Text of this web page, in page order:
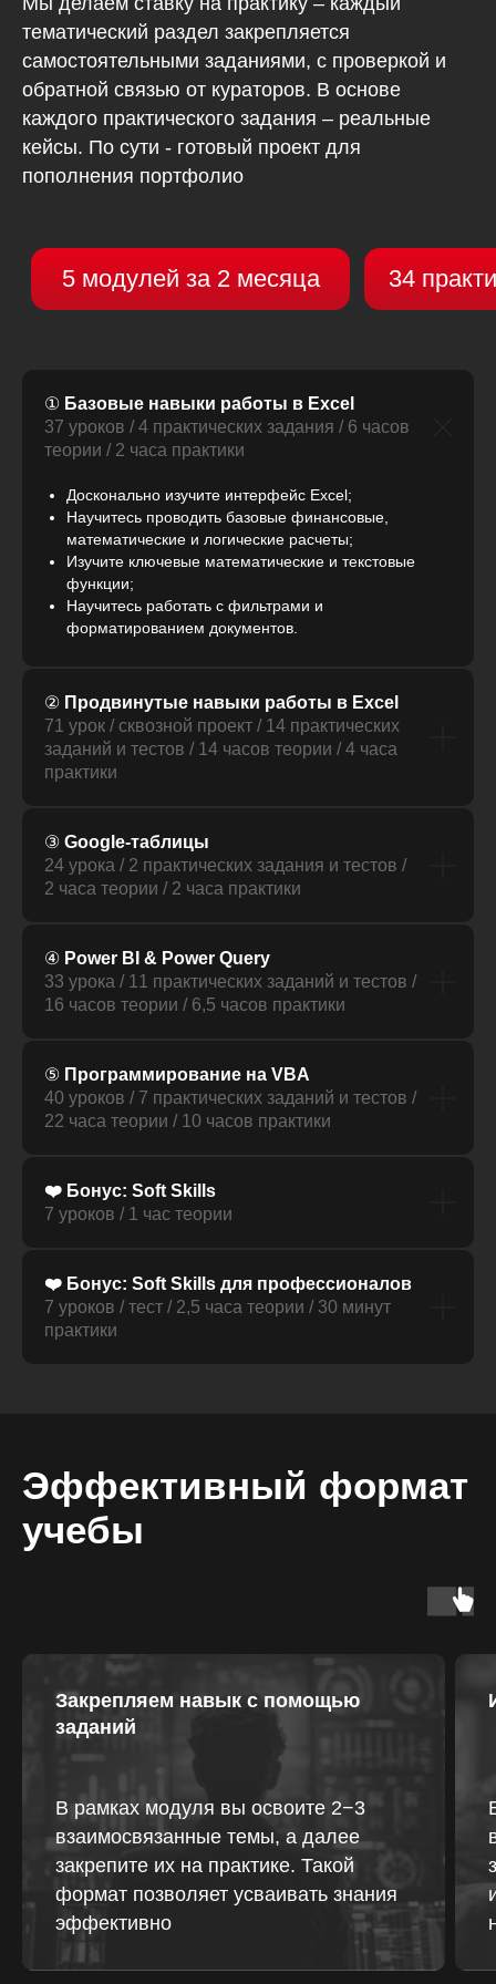
тематический раздел закрепляется
самостоятельными заданиями, с проверкой и
обратной связью от кураторов. В основе
каждого практического задания – реальные
кейсы. По сути - готовый проект для
пополнения портфолио
① Базовые навыки работы в Excel
37 уроков / 4 практических задания / 6 часов
теории / 2 часа практики
Досконально изучите интерфейс Excel;
Научитесь проводить базовые финансовые,
математические и логические расчеты;
Изучите ключевые математические и текстовые
функции;
Научитесь работать с фильтрами и
форматированием документов.
② Продвинутые навыки работы в Excel
71 урок / сквозной проект / 14 практических
заданий и тестов / 14 часов теории / 4 часа
практики
③ Google-таблицы
24 урока / 2 практических задания и тестов /
2 часа теории / 2 часа практики
④ Power BI & Power Query
33 урока / 11 практических заданий и тестов /
16 часов теории / 6,5 часов практики
⑤ Программирование на VBA
40 уроков / 7 практических заданий и тестов /
22 часа теории / 10 часов практики
❤️ Бонус: Soft Skills
7 уроков / 1 час теории
❤️ Бонус: Soft Skills для профессионалов
7 уроков / тест / 2,5 часа теории / 30 минут
практики
Эффективный формат
учебы
Закрепляем навык с помощью
заданий
В рамках модуля вы освоите 2−3
взаимосвязанные темы, а далее
закрепите их на практике. Такой
формат позволяет усваивать знания
эффективно